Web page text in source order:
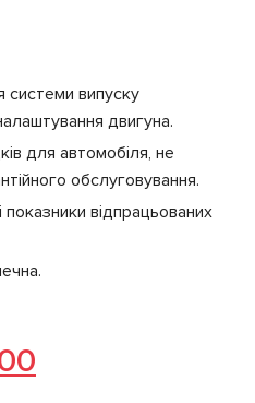
системи випуску
двигуна.
для автомобіля, не
обслуговування.
відпрацьованих